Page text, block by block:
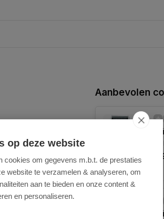
Aanbevolen
op deze website
cookies om gegevens m.b.t. de prestaties
website te verzamelen & analyseren, om
aan te bieden en onze content &
en personaliseren.